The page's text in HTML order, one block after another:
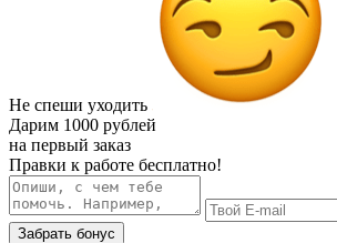
Не спеши уходить
Дарим 1000 рублей
на первый заказ
Правки к работе бесплатно!
Забрать бонус